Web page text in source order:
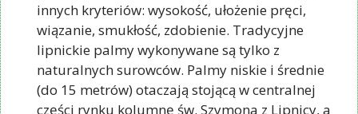
innych kryteriów: wysokość, ułożenie pręci,
wiązanie, smukłość, zdobienie. Tradycyjne
lipnickie palmy wykonywane są tylko z
naturalnych surowców. Palmy niskie i średnie
(do 15 metrów) otaczają stojącą w centralnej
części rynku kolumnę św. Szymona z Lipnicy, a